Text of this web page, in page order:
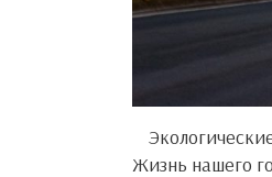
Экологические активисты города Братска никогда не поддерживали алармистских настроений.
Жизнь нашего